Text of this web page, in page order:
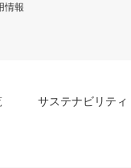
情報
サステナビリティ